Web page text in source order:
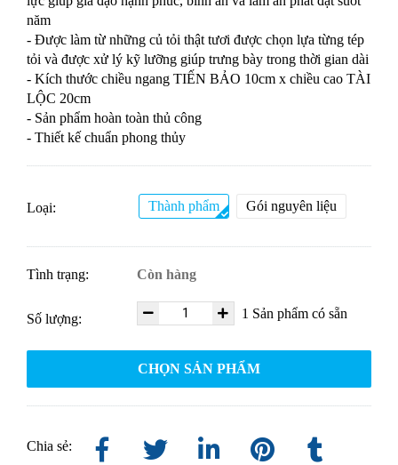
năm
- Được làm từ những củ tỏi thật tươi được chọn lựa từng tép
tỏi và được xử lý kỹ lưỡng giúp trưng bày trong thời gian dài
- Kích thước chiều ngang TIẾN BẢO 10cm x chiều cao TÀI
LỘC 20cm
- Sản phẩm hoàn toàn thủ công
- Thiết kế chuẩn phong thủy
Loại: Thành phẩm Gói nguyên liệu
Tình trạng: Còn hàng
Số lượng: 1 Sản phẩm có sẵn
CHỌN SẢN PHẨM
Chia sẻ: